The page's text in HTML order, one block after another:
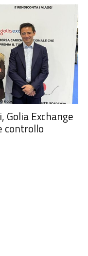
Exchange
controllo